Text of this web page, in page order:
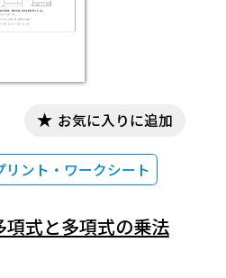
リント・ワークシート
お気に入りに追加
項式と多項式の乗法